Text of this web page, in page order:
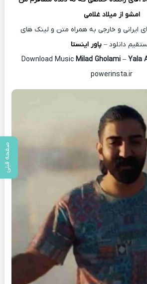
اﻣﺸو ازمیلاد غلامی
ایرانی و خارجی به همراه متن و لینک های
دانلود – پاور اینستا
Milad Gholami– Yala
powerinsta.ir
صفحه قبلی